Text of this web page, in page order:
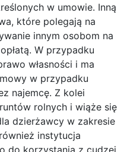
w umowie. Inną
które polegają na
innym osobom na
W przypadku
własności i ma
w przypadku
najemcę. Z kolei
rolnych i wiąże się
dzierżawcy w zakresie
instytucja
do korzystania z cudzej